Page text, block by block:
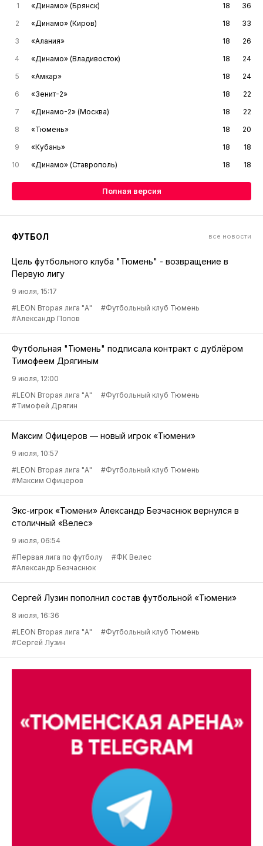
1 «Динамо» (Брянск) 18
36
2
«Динамо» (Киров) 18
33
3
«Алания» 18
26
4
«Динамо» (Владивосток) 18
24
5
«Амкар» 18
24
6
«Зенит-2» 18
22
7
«Динамо-2» (Москва) 18
22
8
«Тюмень» 18
20
9
«Кубань» 18
18
10
«Динамо» (Ставрополь) 18 18
Полная версия
ФУТБОЛ все новости
Цель футбольного клуба "Тюмень" - возвращение в
Первую лигу
9 июля, 15:17
#LEON Вторая лига "А"
#Футбольный клуб Тюмень
#Александр Попов
Футбольная "Тюмень" подписала контракт с дублёром
Тимофеем Дрягиным
9 июля, 12:00
#LEON Вторая лига "А"
#Футбольный клуб Тюмень
#Тимофей Дрягин
Максим Офицеров — новый игрок «Тюмени»
9 июля, 10:57
#LEON Вторая лига "А"
#Футбольный клуб Тюмень
#Максим Офицеров
Экс-игрок «Тюмени» Александр Безчаснюк вернулся в
столичный «Велес»
9 июля, 06:54
#Первая лига по футболу
#ФК Велес
#Александр Безчаснюк
Сергей Лузин пополнил состав футбольной «Тюмени»
8 июля, 16:36
#LEON Вторая лига "А"
#Футбольный клуб Тюмень
#Сергей Лузин